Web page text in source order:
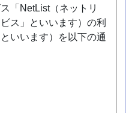
「NetList（ネットリ
ス」といいます）の利
いいます）を以下の通